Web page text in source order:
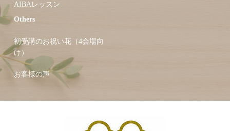
AIBAレッスン
Others
初受講のお祝い花（4会場向
け）
お客様の声